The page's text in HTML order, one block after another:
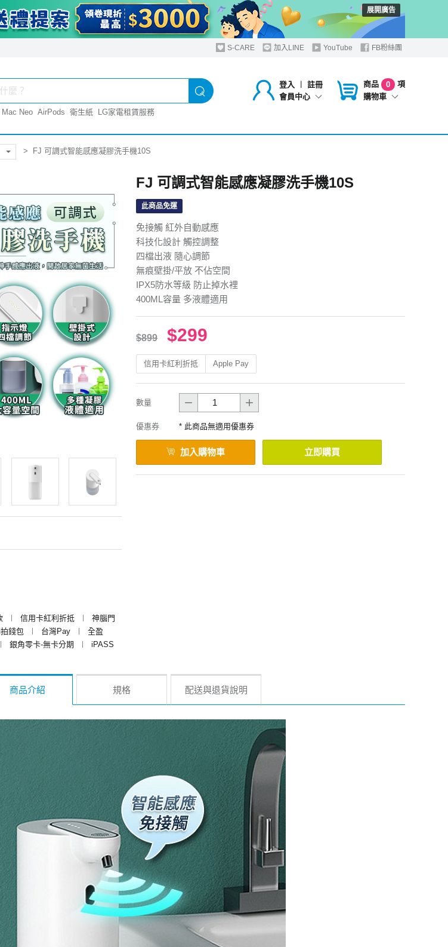
展開廣告
S-CARE 加入LINE YouTube FB粉絲團
登入 ︱
註冊
會員中心
商品 0
項
購物車
Mac Neo AirPods 衛生紙 LG家電租賃服務
FJ 可調式智能感應凝膠洗手機10S
︱ 信用卡紅利折抵 ︱
神腦門
錢包 ︱ 台灣Pay ︱
全盈
︱ 銀角零卡-無卡分期 ︱
iPASS
FJ 可調式智能感應凝膠洗手機10S
此商品免運
免接觸 紅外自動感應
科技化設計 觸控調整
四檔出液 隨心調節
無痕壁掛/平放 不佔空間
IPX5防水等級 防止掉水裡
400ML容量 多液體適用
$899 $299
信用卡紅利折抵 Apple Pay
數量
優惠券 * 此商品無適用優惠券
加入購物車 立即購買
商品介紹 規格 配送與退貨說明